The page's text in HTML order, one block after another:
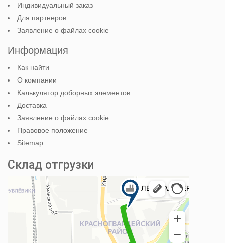
Индивидуальный заказ
Для партнеров
Заявление о файлах cookie
Информация
Как найти
О компании
Калькулятор доборных элементов
Доставка
Заявление о файлах cookie
Правовое положение
Sitemap
Склад отгрузки